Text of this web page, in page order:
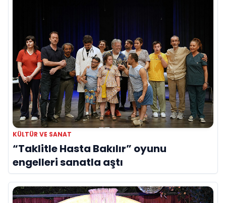
KÜLTÜR VE SANAT
“Taklitle Hasta Bakılır” oyunu
engelleri sanatla aştı